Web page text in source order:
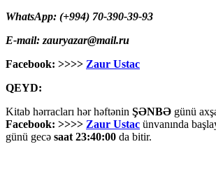
WhatsApp: (+994) 70-390-39-93
E-mail: zauryazar@mail.ru
Facebook: >>>> Zaur Ustac
QEYD:
Kitab hərracları hər həftənin ŞƏNBƏ günü
Facebook: >>>> Zaur Ustac ünvanında
günü gecə saat 23:40:00 da bitir.